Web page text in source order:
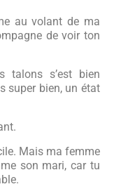
au volant de ma
de voir ton
talons s’est bien
super bien, un état
Mais ma femme
son mari, car tu